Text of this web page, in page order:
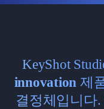
KeyShot
innovation 제
결정체입니다.